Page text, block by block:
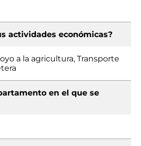
actividades económicas?
a la agricultura, Transporte
en el que se